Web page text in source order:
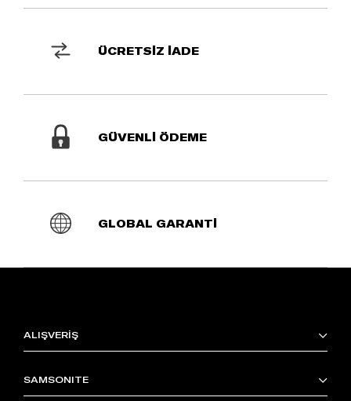
ÜCRETSİZ İADE
GÜVENLİ ÖDEME
GLOBAL GARANTİ
ALIŞVERİŞ
SAMSONITE